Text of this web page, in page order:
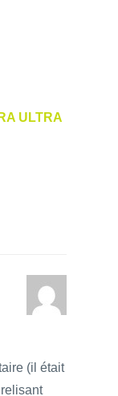
ULTRA
(il était